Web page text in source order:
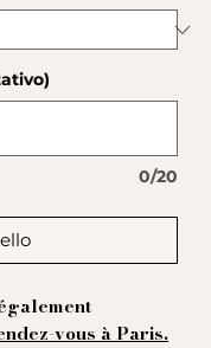
0/20
vous à Paris.